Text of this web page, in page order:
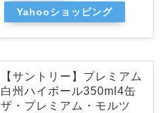
Yahooショッピング
【サントリー】プレミアム
白州ハイボール350ml4缶
ザ・プレミアム・モルツ